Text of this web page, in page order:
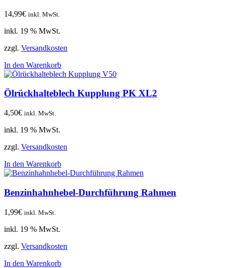
14,99€ inkl. MwSt.
inkl. 19 % MwSt.
zzgl. Versandkosten
In den Warenkorb
Ölrückhalteblech Kupplung PK XL2
4,50€ inkl. MwSt.
inkl. 19 % MwSt.
zzgl. Versandkosten
In den Warenkorb
Benzinhahnhebel-Durchführung Rahmen
1,99€ inkl. MwSt.
inkl. 19 % MwSt.
zzgl. Versandkosten
In den Warenkorb